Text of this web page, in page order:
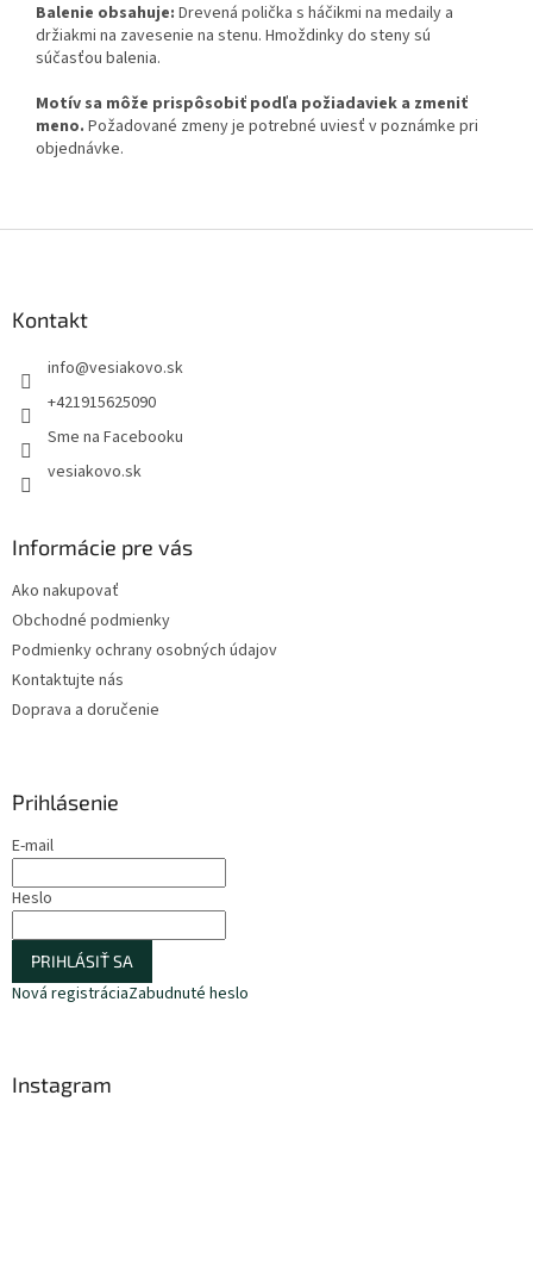
Balenie obsahuje: Drevená polička s háčikmi na medaily a
držiakmi na zavesenie na stenu. Hmoždinky do steny sú
súčasťou balenia.
Motív sa môže prispôsobiť podľa požiadaviek a zmeniť
meno. Požadované zmeny je potrebné uviesť v poznámke pri
objednávke.
Kontakt
info@vesiakovo.sk
+421915625090
Sme na Facebooku
vesiakovo.sk
Informácie pre vás
Ako nakupovať
Obchodné podmienky
Podmienky ochrany osobných údajov
Kontaktujte nás
Doprava a doručenie
Prihlásenie
E-mail
Heslo
PRIHLÁSIŤ SA
Nová registráciaZabudnuté heslo
Instagram